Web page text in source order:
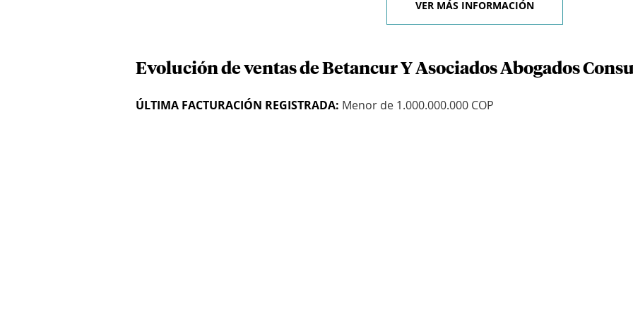
VER MÁS INFORMACIÓN
Evolución de ventas de Betancur Y Asociados Abogados
ÚLTIMA FACTURACIÓN REGISTRADA: Menor de 1.000.000.000 COP